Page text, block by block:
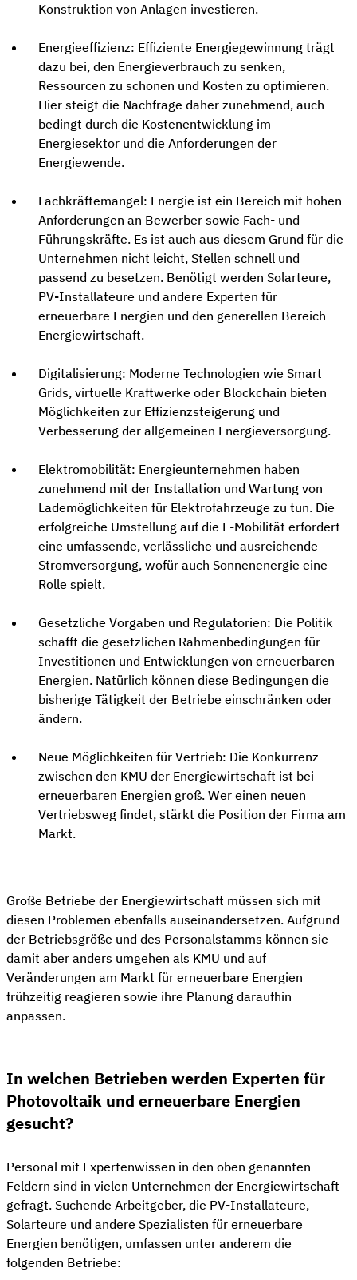
Konstruktion von Anlagen investieren.
Energieeffizienz: Effiziente Energiegewinnung trägt
dazu bei, den Energieverbrauch zu senken,
Ressourcen zu schonen und Kosten zu optimieren.
Hier steigt die Nachfrage daher zunehmend, auch
bedingt durch die Kostenentwicklung im
Energiesektor und die Anforderungen der
Energiewende.
Fachkräftemangel: Energie ist ein Bereich mit hohen
Anforderungen an Bewerber sowie Fach- und
Führungskräfte. Es ist auch aus diesem Grund für die
Unternehmen nicht leicht, Stellen schnell und
passend zu besetzen. Benötigt werden Solarteure,
PV-Installateure und andere Experten für
erneuerbare Energien und den generellen Bereich
Energiewirtschaft.
Digitalisierung: Moderne Technologien wie Smart
Grids, virtuelle Kraftwerke oder Blockchain bieten
Möglichkeiten zur Effizienzsteigerung und
Verbesserung der allgemeinen Energieversorgung.
Elektromobilität: Energieunternehmen haben
zunehmend mit der Installation und Wartung von
Lademöglichkeiten für Elektrofahrzeuge zu tun. Die
erfolgreiche Umstellung auf die E-Mobilität erfordert
eine umfassende, verlässliche und ausreichende
Stromversorgung, wofür auch Sonnenenergie eine
Rolle spielt.
Gesetzliche Vorgaben und Regulatorien: Die Politik
schafft die gesetzlichen Rahmenbedingungen für
Investitionen und Entwicklungen von erneuerbaren
Energien. Natürlich können diese Bedingungen die
bisherige Tätigkeit der Betriebe einschränken oder
ändern.
Neue Möglichkeiten für Vertrieb: Die Konkurrenz
zwischen den KMU der Energiewirtschaft ist bei
erneuerbaren Energien groß. Wer einen neuen
Vertriebsweg findet, stärkt die Position der Firma am
Markt.
Große Betriebe der Energiewirtschaft müssen sich mit
diesen Problemen ebenfalls auseinandersetzen. Aufgrund
der Betriebsgröße und des Personalstamms können sie
damit aber anders umgehen als KMU und auf
Veränderungen am Markt für erneuerbare Energien
frühzeitig reagieren sowie ihre Planung daraufhin
anpassen.
In welchen Betrieben werden Experten für
Photovoltaik und erneuerbare Energien
gesucht?
Personal mit Expertenwissen in den oben genannten
Feldern sind in vielen Unternehmen der Energiewirtschaft
gefragt. Suchende Arbeitgeber, die PV-Installateure,
Solarteure und andere Spezialisten für erneuerbare
Energien benötigen, umfassen unter anderem die
folgenden Betriebe: